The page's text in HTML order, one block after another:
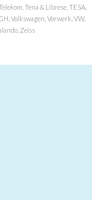
Tena & Librese, TESA,
Volkswagen, Vorwerk, VW,
Zeiss